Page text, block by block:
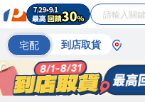
宅配 到店取貨